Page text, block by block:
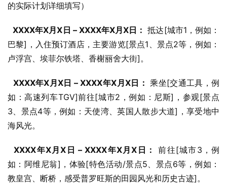
的实际计划详细填写）
XXXX年X月X日 – XXXX年X月X日： 抵达[城市1，例如：
巴黎]，入住预订酒店，主要游览[景点1、景点2等，例如：
卢浮宫、埃菲尔铁塔、香榭丽舍大街]。
XXXX年X月X日 – XXXX年X月X日： 乘坐[交通工具，例
如：高速列车TGV]前往[城市2，例如：尼斯]，参观[景点
3、景点4等，例如：天使湾、英国人散步大道]，享受地中
海风光。
XXXX年X月X日 – XXXX年X月X日：
前往[城市3，例
如：阿维尼翁]，体验[特色活动/景点5、景点6等，例如：
教皇宫、断桥，感受普罗旺斯的田园风光和历史古迹]。